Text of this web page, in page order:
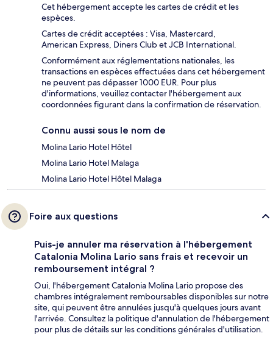
Cet hébergement accepte les cartes de crédit et les
espèces.
Cartes de crédit acceptées : Visa, Mastercard,
American Express, Diners Club et JCB International.
Conformément aux réglementations nationales, les
transactions en espèces effectuées dans cet hébergement
ne peuvent pas dépasser 1000 EUR. Pour plus
d'informations, veuillez contacter l'hébergement aux
coordonnées figurant dans la confirmation de réservation.
Connu aussi sous le nom de
Molina Lario Hotel Hôtel
Molina Lario Hotel Malaga
Molina Lario Hotel Hôtel Malaga
Foire aux questions
Puis-je annuler ma réservation à l'hébergement
Catalonia Molina Lario sans frais et recevoir un
remboursement intégral ?
Oui, l'hébergement Catalonia Molina Lario propose des
chambres intégralement remboursables disponibles sur notre
site, qui peuvent être annulées jusqu'à quelques jours avant
l'arrivée. Consultez la politique d'annulation de l'hébergement
pour plus de détails sur les conditions générales d'utilisation.